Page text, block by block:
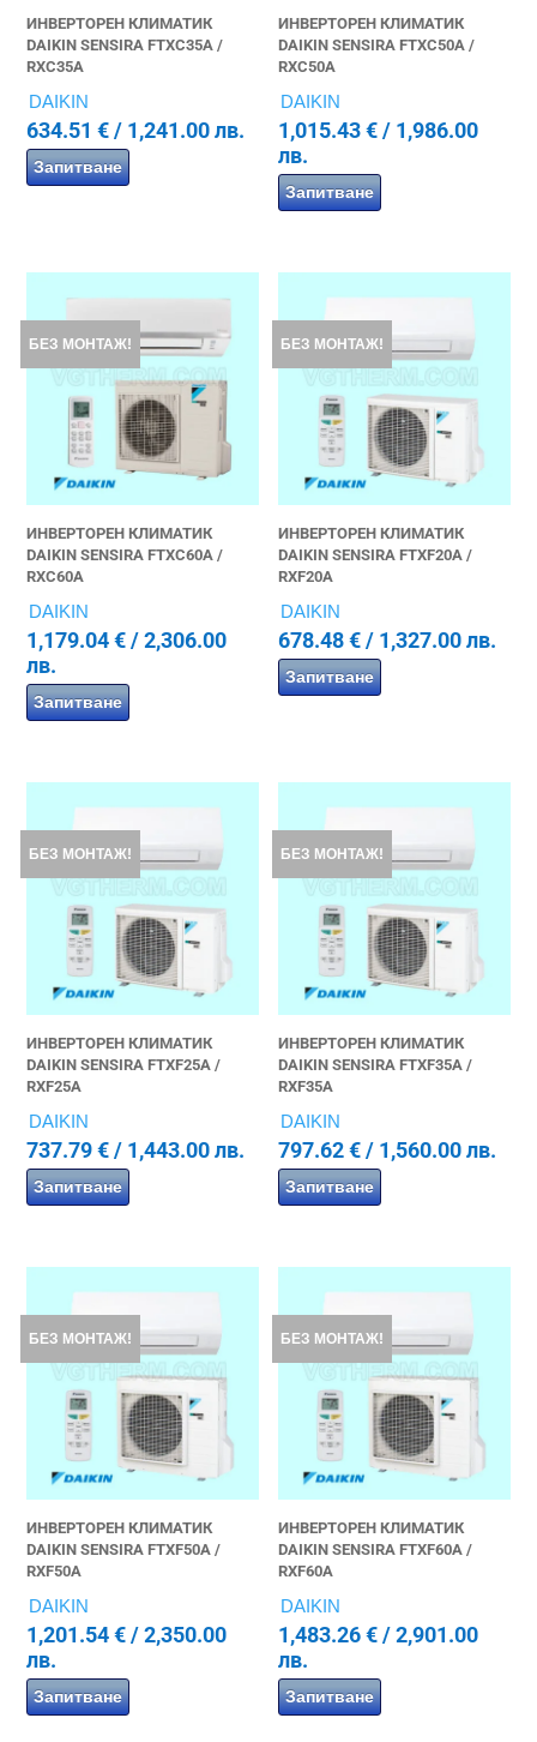
ИНВЕРТОРЕН КЛИМАТИК
DAIKIN SENSIRA FTXC35A /
RXC35A
DAIKIN
634.51€ / 1,241.00 лв.
Запитване
ИНВЕРТОРЕН КЛИМАТИК
DAIKIN SENSIRA FTXC50A /
RXC50A
DAIKIN
1,015.43€/ 1,986.00
лв.
Запитване
БЕЗ МОНТАЖ!
ИНВЕРТОРЕН КЛИМАТИК
DAIKIN SENSIRA FTXC60A /
RXC60A
DAIKIN
1,179.04€ / 2,306.00
лв.
Запитване
БЕЗ МОНТАЖ!
ИНВЕРТОРЕН КЛИМАТИК
DAIKIN SENSIRA FTXF20A /
RXF20A
DAIKIN
678.48€/ 1,327.00 лв.
Запитване
БЕЗ МОНТАЖ!
ИНВЕРТОРЕН КЛИМАТИК
DAIKIN SENSIRA FTXF25A /
RXF25A
DAIKIN
737.79€ / 1,443.00 лв.
Запитване
БЕЗ МОНТАЖ!
ИНВЕРТОРЕН КЛИМАТИК
DAIKIN SENSIRA FTXF35A /
RXF35A
DAIKIN
797.62€/ 1,560.00 лв.
Запитване
БЕЗ МОНТАЖ!
ИНВЕРТОРЕН КЛИМАТИК
DAIKIN SENSIRA FTXF50A /
RXF50A
DAIKIN
1,201.54€ / 2,350.00
лв.
Запитване
БЕЗ МОНТАЖ!
ИНВЕРТОРЕН КЛИМАТИК
DAIKIN SENSIRA FTXF60A /
RXF60A
DAIKIN
1,483.26€/ 2,901.00
лв.
Запитване